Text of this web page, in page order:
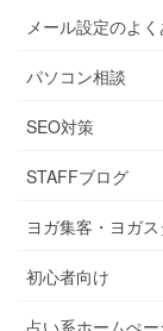
メール設定のよ
パソコン相談
SEO対策
STAFFブログ
ヨガ集客・ヨガ
初心者向け